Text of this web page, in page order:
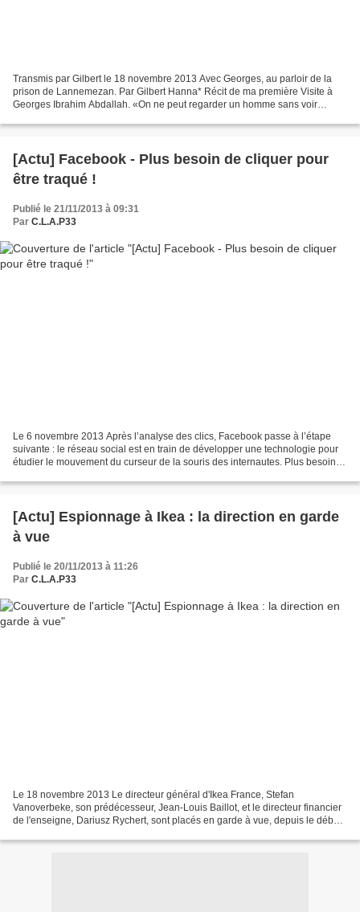
Transmis par Gilbert le 18 novembre 2013 Avec Georges, au parloir de la
prison de Lannemezan. Par Gilbert Hanna* Récit de ma première Visite à
Georges Ibrahim Abdallah. «On ne peut regarder un homme sans voir
[Actu] Facebook - Plus besoin de cliquer pour
être traqué !
Publié le 21/11/2013 à 09:31
Par C.L.A.P33
Le 6 novembre 2013 Après l’analyse des clics, Facebook passe à l’étape
suivante : le réseau social est en train de développer une technologie pour
étudier le mouvement du curseur de la souris des internautes. Plus besoin
[Actu] Espionnage à Ikea : la direction en garde
à vue
Publié le 20/11/2013 à 11:26
Par C.L.A.P33
Le 18 novembre 2013 Le directeur général d'Ikea France, Stefan
Vanoverbeke, son prédécesseur, Jean-Louis Baillot, et le directeur financier
de l'enseigne, Dariusz Rychert, sont placés en garde à vue, depuis le début